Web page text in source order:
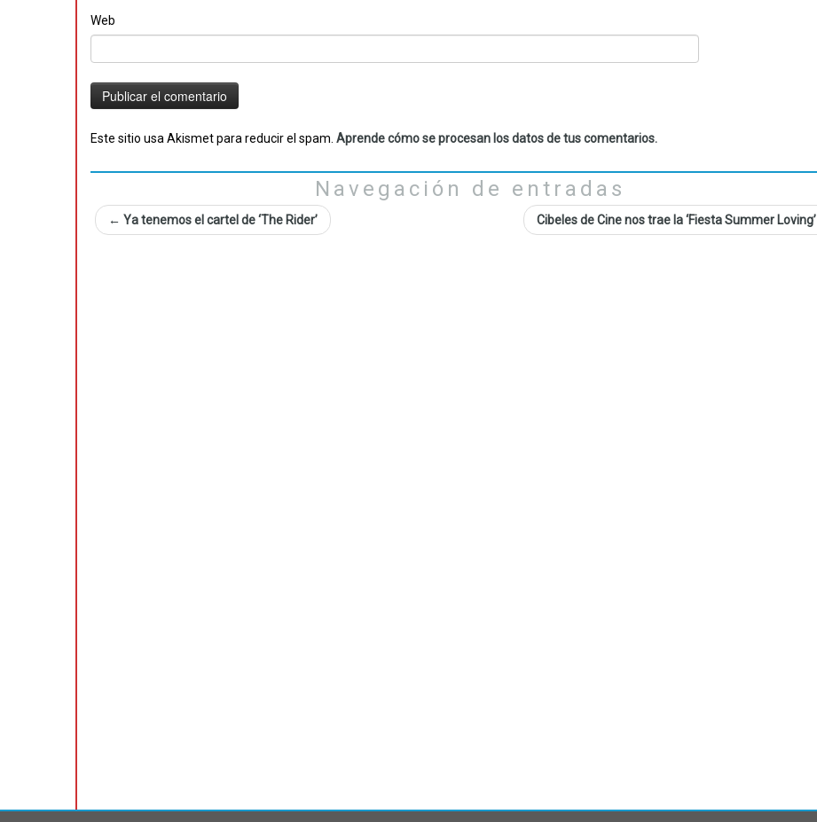
Web
Este sitio usa Akismet para reducir el spam. Aprende cómo se procesan los datos de tus comentarios.
Navegación de entradas
← Ya tenemos el cartel de ‘The Rider’ Cibeles de Cine nos trae la ‘Fiesta Summer Loving’